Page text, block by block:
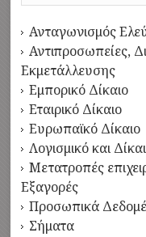
Ανταγωνισμός
Αντιπροσωπείες,
Εκμετάλλευσης
Εμπορικό Δίκαιο
Εταιρικό Δίκαιο
Ευρωπαϊκό Δίκαιο
Λογισμικό και
Μετατροπές
Εξαγορές
Προσωπικά
Σήματα